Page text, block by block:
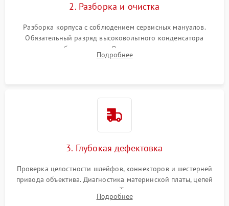
2. Разборка и очистка
Разборка корпуса с соблюдением сервисных мануалов.
Обязательный разряд высоковольтного конденсатора
вспышки для безопасности. Очистка внутренних узлов от
пыли, песка и следов влаги с помощью спецсредств.
Подробнее
3. Глубокая дефектовка
Проверка целостности шлейфов, коннекторов и шестерней
привода объектива. Диагностика материнской платы, цепей
питания и картоприемника. Тестирование механизма
затвора и блока внутрикамерной стабилизации.
Подробнее